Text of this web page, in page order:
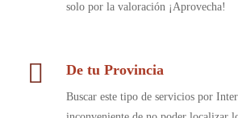
solo por la valoración ¡Aprovecha!
De tu Provincia
Buscar este tipo de servicios por